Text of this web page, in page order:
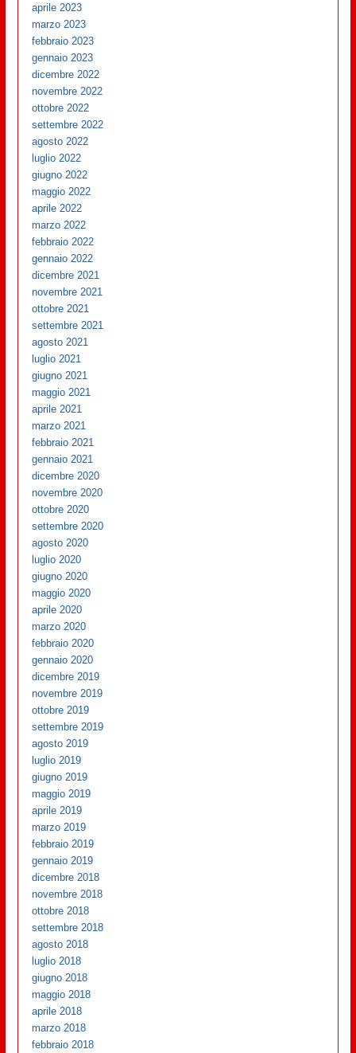
aprile 2023
marzo 2023
febbraio 2023
gennaio 2023
dicembre 2022
novembre 2022
ottobre 2022
settembre 2022
agosto 2022
luglio 2022
giugno 2022
maggio 2022
aprile 2022
marzo 2022
febbraio 2022
gennaio 2022
dicembre 2021
novembre 2021
ottobre 2021
settembre 2021
agosto 2021
luglio 2021
giugno 2021
maggio 2021
aprile 2021
marzo 2021
febbraio 2021
gennaio 2021
dicembre 2020
novembre 2020
ottobre 2020
settembre 2020
agosto 2020
luglio 2020
giugno 2020
maggio 2020
aprile 2020
marzo 2020
febbraio 2020
gennaio 2020
dicembre 2019
novembre 2019
ottobre 2019
settembre 2019
agosto 2019
luglio 2019
giugno 2019
maggio 2019
aprile 2019
marzo 2019
febbraio 2019
gennaio 2019
dicembre 2018
novembre 2018
ottobre 2018
settembre 2018
agosto 2018
luglio 2018
giugno 2018
maggio 2018
aprile 2018
marzo 2018
febbraio 2018